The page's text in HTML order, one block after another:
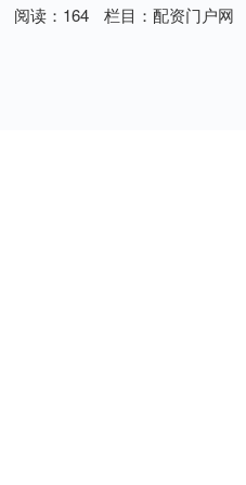
阅读： 164 栏目： 配资门户网